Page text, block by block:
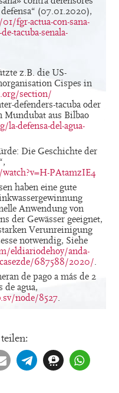
(07.01.2020),
fgr-actua-con-sana-
tacuba-senala-
z.B. die US-
Cispes in
section/
defenders-tacuba oder
Mundubat aus Bilbao
defensa-del-agua-
Die Geschichte der
PAtamzIE4
haben eine gute
Anwendung von
der Gewässer geeignet,
Verunreinigung
notwendig, Siehe
eldiariodehoy/anda-
687588/2020/.
de pago a más de 2
agua,
node/8527.